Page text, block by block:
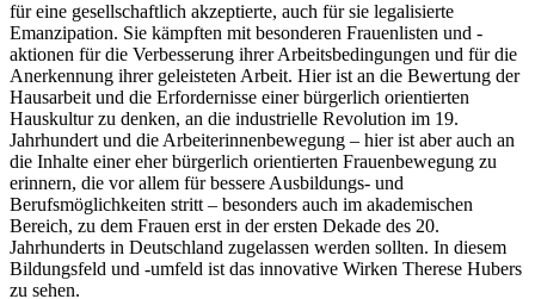
Aufgeklärte und emanzipierte Frauen kämpften auch in der Folge
für eine gesellschaftlich akzeptierte, auch für sie legalisierte
Emanzipation. Sie kämpften mit besonderen Frauenlisten und -
aktionen für die Verbesserung ihrer Arbeitsbedingungen und für die
Anerkennung ihrer geleisteten Arbeit. Hier ist an die Bewertung der
Hausarbeit und die Erfordernisse einer bürgerlich orientierten
Hauskultur zu denken, an die industrielle Revolution im 19.
Jahrhundert und die Arbeiterinnenbewegung – hier ist aber auch an
die Inhalte einer eher bürgerlich orientierten Frauenbewegung zu
erinnern, die vor allem für bessere Ausbildungs- und
Berufsmöglichkeiten stritt – besonders auch im akademischen
Bereich, zu dem Frauen erst in der ersten Dekade des 20.
Jahrhunderts in Deutschland zugelassen werden sollten. In diesem
Bildungsfeld und -umfeld ist das innovative Wirken Therese Hubers